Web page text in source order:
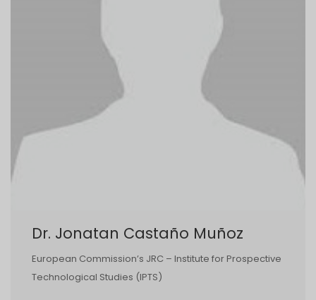
Dr. Jonatan Castaño Muñoz
European Commission’s JRC – Institute for Prospective
Technological Studies (IPTS)